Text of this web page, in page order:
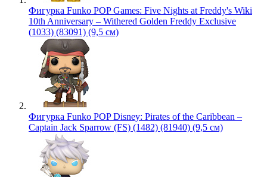
Фигурка Funko POP Games: Five Nights at Freddy's Wiki
10th Anniversary – Withered Golden Freddy Exclusive
(1033) (83091) (9,5 см)
Фигурка Funko POP Disney: Pirates of the Caribbean –
Captain Jack Sparrow (FS) (1482) (81940) (9,5 см)